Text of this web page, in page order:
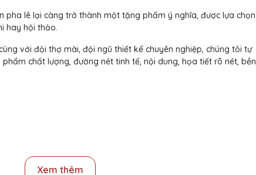
pha lê lại càng trở thành một tặng phẩm ý nghĩa, được lựa chọn
hay hội thảo.
với đội thợ mài, đội ngũ thiết kế chuyên nghiệp, chúng tôi tự
chất lượng, đường nét tinh tế, nội dung, họa tiết rõ nét, bền
Xem thêm